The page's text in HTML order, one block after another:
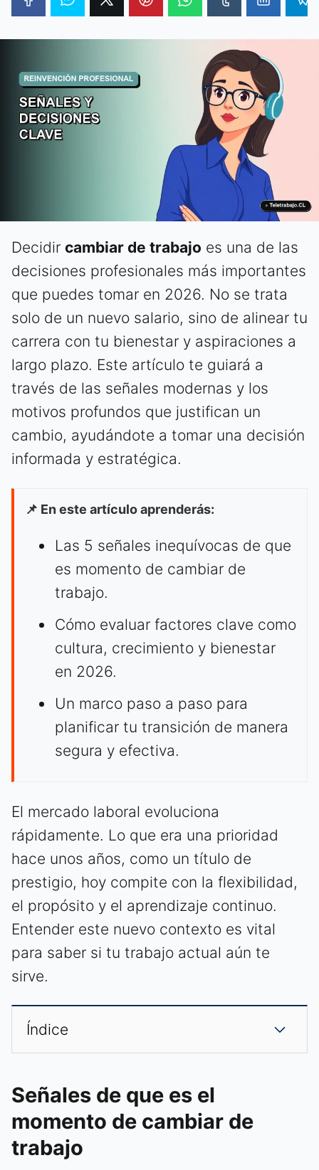
Decidir cambiar de trabajo es una de las
decisiones profesionales más importantes
que puedes tomar en 2026. No se trata
solo de un nuevo salario, sino de alinear tu
carrera con tu bienestar y aspiraciones a
largo plazo. Este artículo te guiará a
través de las señales modernas y los
motivos profundos que justifican un
cambio, ayudándote a tomar una decisión
informada y estratégica.
📌 En este artículo aprenderás:
Las 5 señales inequívocas de que
es momento de cambiar de
trabajo.
Cómo evaluar factores clave como
cultura, crecimiento y bienestar
en 2026.
Un marco paso a paso para
planificar tu transición de manera
segura y efectiva.
El mercado laboral evoluciona
rápidamente. Lo que era una prioridad
hace unos años, como un título de
prestigio, hoy compite con la flexibilidad,
el propósito y el aprendizaje continuo.
Entender este nuevo contexto es vital
para saber si tu trabajo actual aún te
sirve.
Índice
Señales de que es el
momento de cambiar de
trabajo